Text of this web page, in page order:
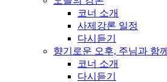
코너 소개
사제강론 일정
다시듣기
향기로운 오후, 주님과 함께
코너 소개
다시듣기